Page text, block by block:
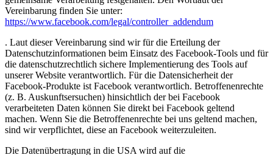
Vereinbarung finden Sie unter:
https://www.facebook.com/legal/controller_addendum
. Laut dieser Vereinbarung sind wir für die Erteilung der
Datenschutzinformationen beim Einsatz des Facebook-Tools und für
die datenschutzrechtlich sichere Implementierung des Tools auf
unserer Website verantwortlich. Für die Datensicherheit der
Facebook-Produkte ist Facebook verantwortlich. Betroffenenrechte
(z. B. Auskunftsersuchen) hinsichtlich der bei Facebook
verarbeiteten Daten können Sie direkt bei Facebook geltend
machen. Wenn Sie die Betroffenenrechte bei uns geltend machen,
sind wir verpflichtet, diese an Facebook weiterzuleiten.
Die Datenübertragung in die USA wird auf die